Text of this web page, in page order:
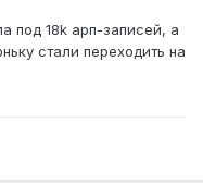
под 18k арп-записей, а
стали переходить на